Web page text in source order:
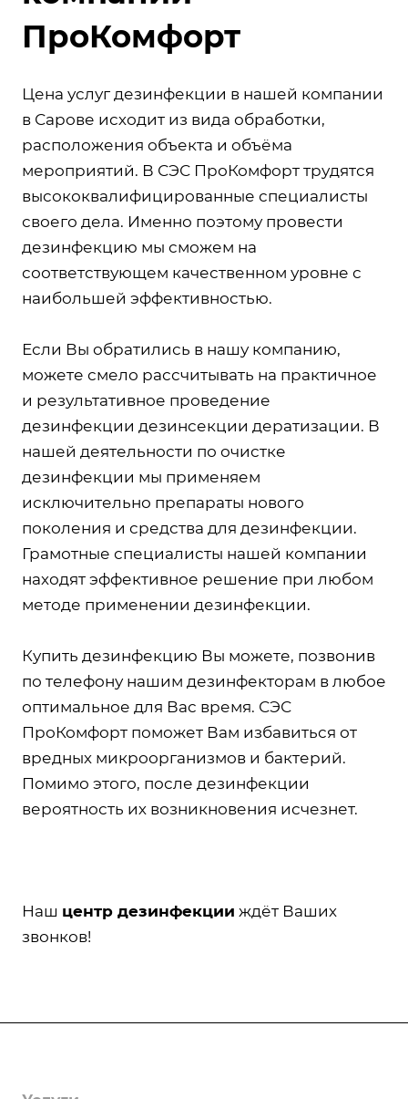
ПроКомфорт
Цена услуг дезинфекции в нашей компании
в Сарове исходит из вида обработки,
расположения объекта и объёма
мероприятий. В СЭС ПроКомфорт трудятся
высококвалифицированные специалисты
своего дела. Именно поэтому провести
дезинфекцию мы сможем на
соответствующем качественном уровне с
наибольшей эффективностью.
Если Вы обратились в нашу компанию,
можете смело рассчитывать на практичное
и результативное проведение
дезинфекции дезинсекции дератизации. В
нашей деятельности по очистке
дезинфекции мы применяем
исключительно препараты нового
поколения и средства для дезинфекции.
Грамотные специалисты нашей компании
находят эффективное решение при любом
методе применении дезинфекции.
Купить дезинфекцию Вы можете, позвонив
по телефону нашим дезинфекторам в любое
оптимальное для Вас время. СЭС
ПроКомфорт поможет Вам избавиться от
вредных микроорганизмов и бактерий.
Помимо этого, после дезинфекции
вероятность их возникновения исчезнет.
Наш центр дезинфекции ждёт Ваших
звонков!